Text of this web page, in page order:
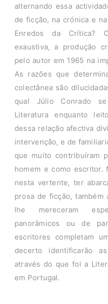
alternando essa
de ficção, na crónica e
Enredos da Crítica?
exaustiva, a produção
pelo autor em 1965 na
As razões que
colectânea são
qual Júlio Conrado
Literatura enquanto
dessa relação afectiva
intervenção, e de
que muito contribuíram
homem e como escritor.
nesta vertente, ter
prosa de ficção, também
lhe mereceram
panorâmicos ou de
escritores completam
decerto identificarão
através do que foi a
em Portugal.